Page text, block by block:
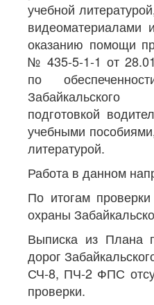
учебной
видеоматериалами
оказанию помощи
№ 435-5-1-1 от
по
подготовкой
учебными
литературой.
Работа в данном
По итогам
охраны
Выписка из Плана
дорог
СЧ-8, ПЧ-2 ФПС
проверки.